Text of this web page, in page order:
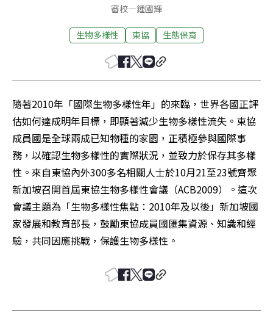
審校—鍾國輝
生物多樣性 東協 生態保育
隨著2010年「國際生物多樣性年」的來臨，世界各國正評
估如何達成明年目標，即顯著減少生物多樣性流失。東協
成員國是全球兩成已知物種的家園，正積極參與國際事
務，以確認生物多樣性的實際狀況，並致力於保存其多樣
性。來自東協內外300多名相關人士於10月21至23號齊聚
新加坡召開首屆東協生物多樣性會議（ACB2009）。這次
會議主題為「生物多樣性焦點：2010年及以後」新加坡國
家發展和教育部長，鼓勵東協成員國匯集資源、知識和經
驗，共同因應挑戰，保護生物多樣性。